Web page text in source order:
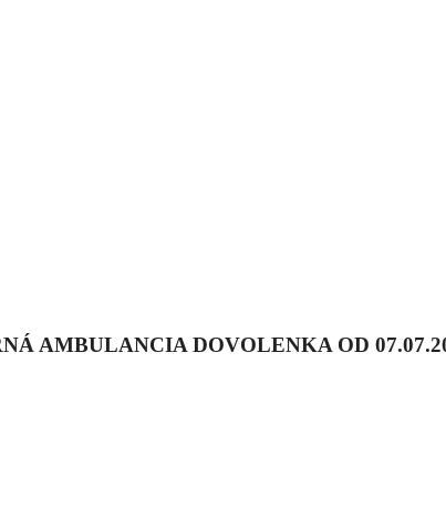
AMBULANCIA DOVOLENKA OD